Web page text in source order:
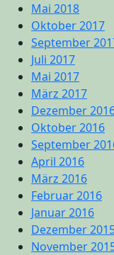
Mai 2018
Oktober 2017
September
Juli 2017
Mai 2017
März 2017
Dezember
Oktober 2016
September
April 2016
März 2016
Februar 2016
Januar 2016
Dezember
November